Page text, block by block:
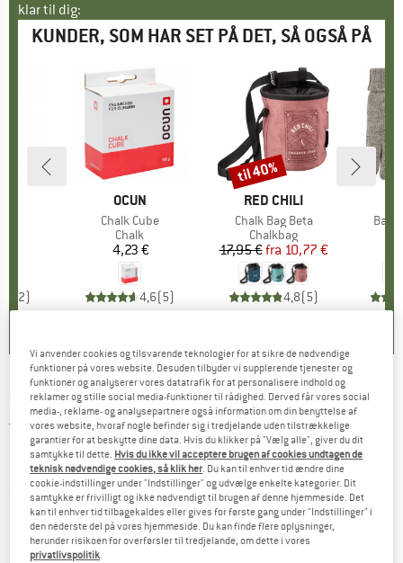
klar til dig:
KUNDER, SOM HAR SET PÅ DET, SÅ OGSÅ PÅ
2)
MÆRKE
OCUN
Artikel
Chalk Cube
Produktgruppe
Chalk
Pris
4,23 €
4,6(5)
MÆRKE
RED CHILI
Artikel
Chalk Bag Beta
Produktgruppe
Chalkbag
Pris
17,95 € Nedsat pris
fra 10,77 €
4,8(5)
Rabat
til 40%
C.A.M.P. - Velvet Chalk - Chalk
3,5(2)
Vi anvender cookies og tilsvarende teknologier for at sikre de nødvendige
funktioner på vores website. Desuden tilbyder vi supplerende tjenester og
funktioner og analyserer vores datatrafik for at personalisere indhold og
reklamer og stille social media-funktioner til rådighed. Derved får vores social
media-, reklame- og analysepartnere også information om din benyttelse af
vores website, hvoraf nogle befinder sig i tredjelande uden tilstrækkelige
garantier for at beskytte dine data. Hvis du klikker på "Vælg alle", giver du dit
samtykke til dette. Hvis du ikke vil acceptere brugen af cookies undtagen de
teknisk nødvendige cookies, så klik her. Du kan til enhver tid ændre dine
cookie-indstillinger under "Indstillinger" og udvælge enkelte kategorier. Dit
samtykke er frivilligt og ikke nødvendigt til brugen af denne hjemmeside. Det
kan til enhver tid tilbagekaldes eller gives for første gang under "Indstillinger" i
den nederste del på vores hjemmeside. Du kan finde flere oplysninger,
herunder risikoen for overførsler til tredjelande, om dette i vores
privatlivspolitik.